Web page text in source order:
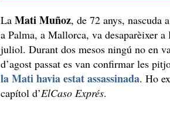
LaMati Muñoz, de 72 anys, nascuda
a Palma, a Mallorca, va desaparèixer a
juliol. Durant dos mesos ningú no en
d’agost passat es van confirmar les
la Mati havia estat assassinada. Ho
capítol d’ElCaso Exprés.